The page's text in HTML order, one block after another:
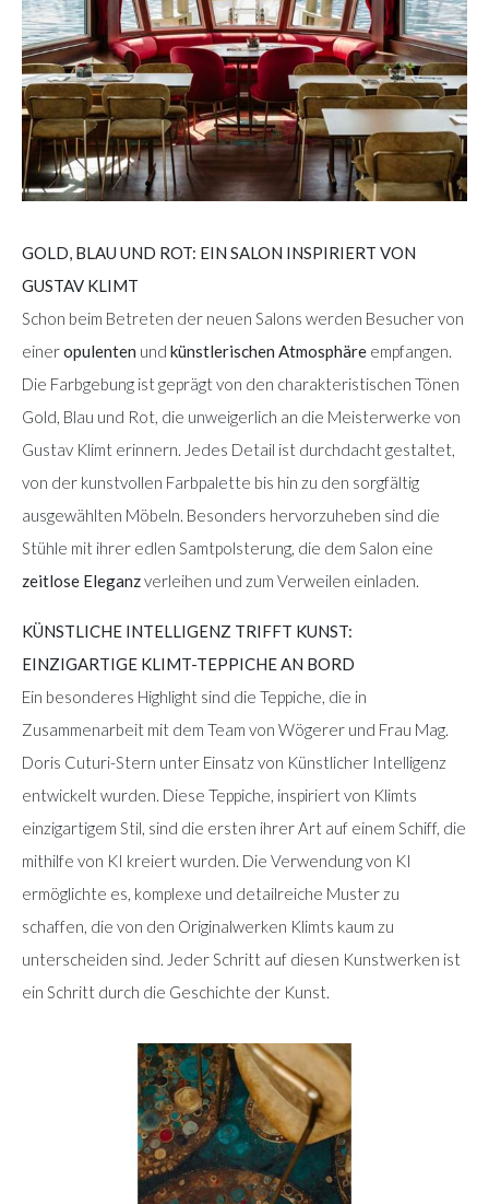
GOLD, BLAU UND ROT: EIN SALON INSPIRIERT VON
GUSTAV KLIMT
Schon beim Betreten der neuen Salons werden Besucher von
eineropulenten und künstlerischen Atmosphäre empfangen.
Die Farbgebung ist geprägt von den charakteristischen Tönen
Gold, Blau und Rot, die unweigerlich an die Meisterwerke von
Gustav Klimt erinnern. Jedes Detail ist durchdacht gestaltet,
von der kunstvollen Farbpalette bis hin zu den sorgfältig
ausgewählten Möbeln. Besonders hervorzuheben sind die
Stühle mit ihrer edlen Samtpolsterung, die dem Salon eine
zeitlose Eleganzverleihen und zum Verweilen einladen.
KÜNSTLICHE INTELLIGENZ TRIFFT KUNST:
EINZIGARTIGE KLIMT-TEPPICHE AN BORD
Ein besonderes Highlight sind die Teppiche, die in
Zusammenarbeit mit dem Team von Wögerer und Frau Mag.
Doris Cuturi-Stern unter Einsatz von Künstlicher Intelligenz
entwickelt wurden. Diese Teppiche, inspiriert von Klimts
einzigartigem Stil, sind die ersten ihrer Art auf einem Schiff, die
mithilfe von KI kreiert wurden. Die Verwendung von KI
ermöglichte es, komplexe und detailreiche Muster zu
schaffen, die von den Originalwerken Klimts kaum zu
unterscheiden sind. Jeder Schritt auf diesen Kunstwerken ist
ein Schritt durch die Geschichte der Kunst.